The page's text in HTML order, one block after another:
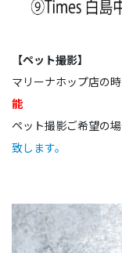
【ペット撮影】
マリーナホップ店の時
能
ペット撮影ご希望の場
致します。